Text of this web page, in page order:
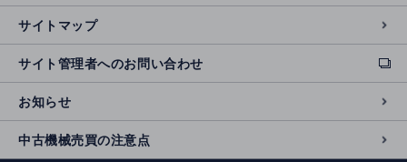
e
サイトマップ
サイト管理者へのお問い合わせ
ext
e
r
n
al
お知らせ
中古機械売買の注意点